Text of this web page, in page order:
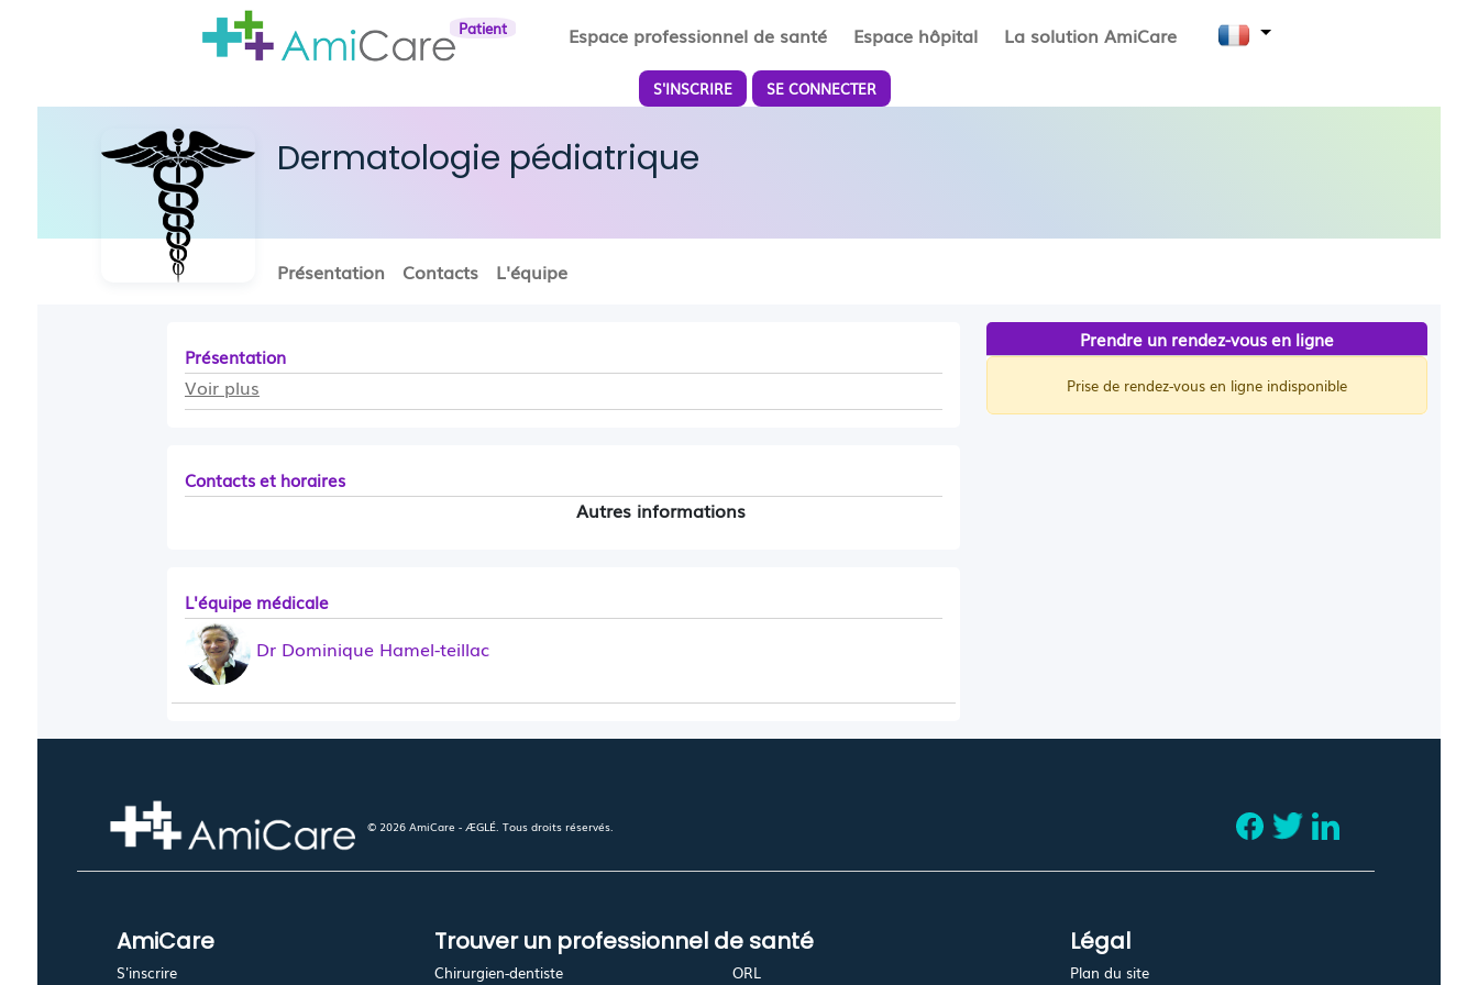
Patient Espace professionnel de santé Espace hôpital La solution AmiCare
S'INSCRIRE SE CONNECTER
Dermatologie pédiatrique
Présentation Contacts L'équipe
Présentation
Voir plus
Contacts et horaires
Autres informations
L'équipe médicale
Dr Dominique Hamel-teillac
Prendre un rendez-vous en ligne
Prise de rendez-vous en ligne indisponible
© 2026 AmiCare - ÆGLÉ. Tous droits réservés.
AmiCare
S'inscrire
Trouver un professionnel de santé
Chirurgien-dentiste ORL
Légal
Plan du site